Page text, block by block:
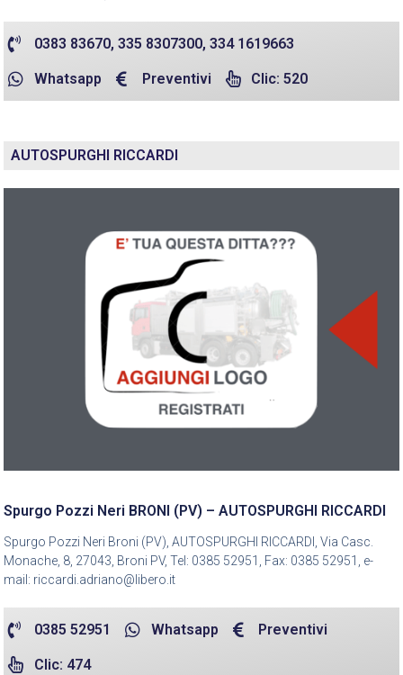
0383 83670, 335 8307300, 334 1619663
Whatsapp Preventivi Clic: 520
AUTOSPURGHI RICCARDI
Spurgo Pozzi Neri BRONI (PV) – AUTOSPURGHI RICCARDI
Spurgo Pozzi Neri Broni (PV), AUTOSPURGHI RICCARDI, Via Casc.
Monache, 8, 27043, Broni PV, Tel: 0385 52951, Fax: 0385 52951, e-
mail: riccardi.adriano@libero.it
0385 52951 Whatsapp Preventivi
Clic: 474